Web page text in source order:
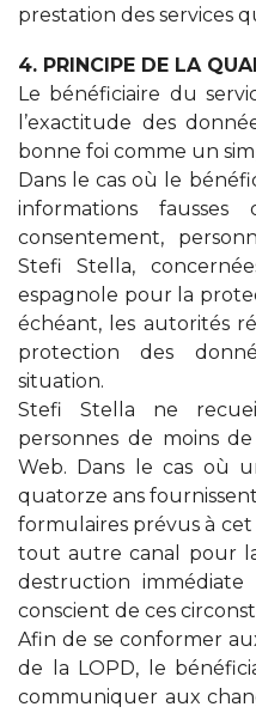
prestation des services
4. PRINCIPE DE LA
Le bénéficiaire du
l’exactitude des
bonne foi comme un
Dans le cas où le
informations
consentement,
Stefi Stella,
espagnole pour la
échéant, les autorités
protection des
situation.
Stefi Stella ne
personnes de moins
Web. Dans le cas où
quatorze ans
formulaires prévus à
tout autre canal pour
destruction
conscient de ces
Afin de se conformer
de la LOPD, le
communiquer aux